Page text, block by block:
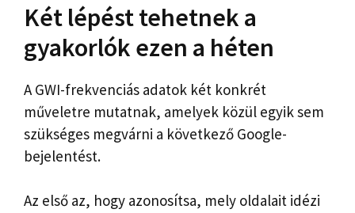
Két lépést tehetnek a
gyakorlók ezen a héten
A GWI-frekvenciás adatok két konkrét
műveletre mutatnak, amelyek közül egyik sem
szükséges megvárni a következő Google-
bejelentést.
Az első az, hogy azonosítsa, mely oldalait idézi